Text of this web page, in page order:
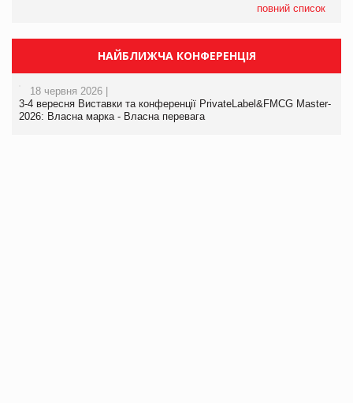
повний список
НАЙБЛИЖЧА КОНФЕРЕНЦІЯ
18 червня 2026 |
3-4 вересня Виставки та конференції PrivateLabel&FMCG Master-
2026: Власна марка - Власна перевага